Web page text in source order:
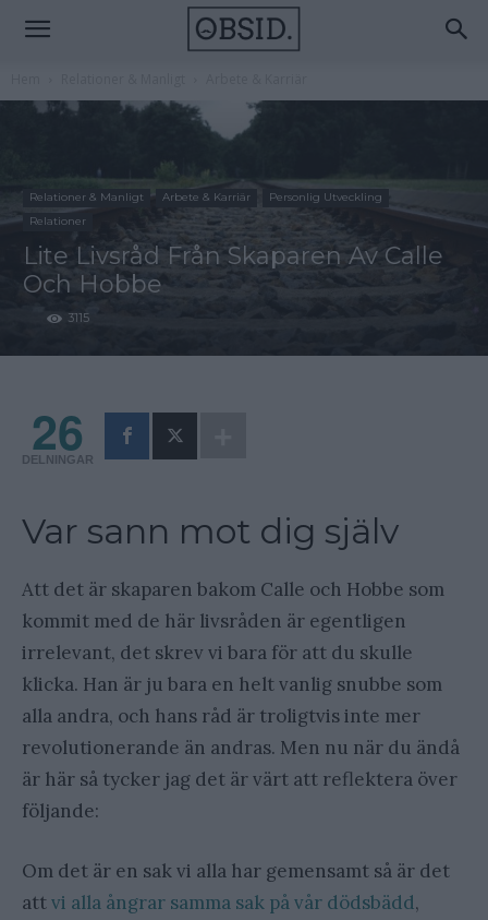
Relationer & Manligt Arbete & Karriär
Personlig Utveckling
Relationer
Lite Livsråd Från Skaparen Av Calle
Och Hobbe
3115
26
DELNINGAR
Var sann mot dig själv
Att det är skaparen bakom Calle och Hobbe som
kommit med de här livsråden är egentligen
irrelevant, det skrev vi bara för att du skulle
klicka. Han är ju bara en helt vanlig snubbe som
alla andra, och hans råd är troligtvis inte mer
revolutionerande än andras. Men nu när du ändå
är här så tycker jag det är värt att reflektera över
följande:
Om det är en sak vi alla har gemensamt så är det
attvi alla ångrar samma sak på vår dödsbädd,